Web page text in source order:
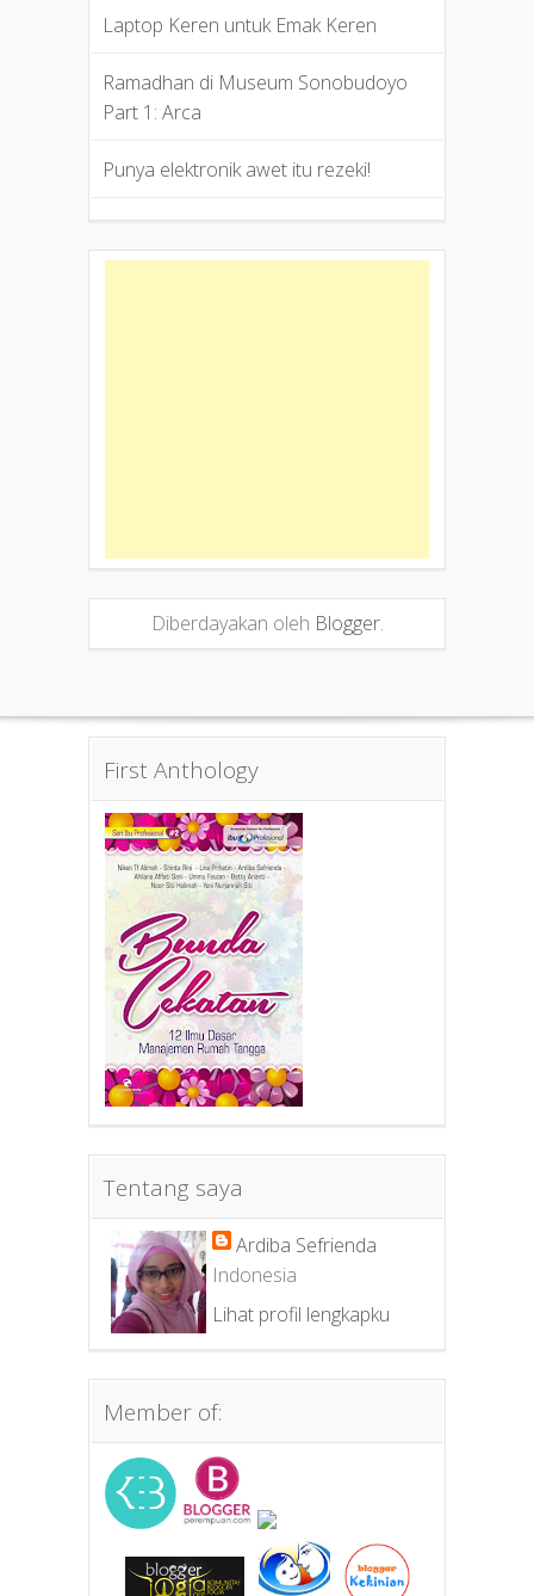
Laptop Keren untuk Emak Keren
Ramadhan di Museum Sonobudoyo
Part 1: Arca
Punya elektronik awet itu rezeki!
Diberdayakan oleh Blogger.
First Anthology
Tentang saya
Ardiba Sefrienda
Indonesia
Lihat profil lengkapku
Member of: